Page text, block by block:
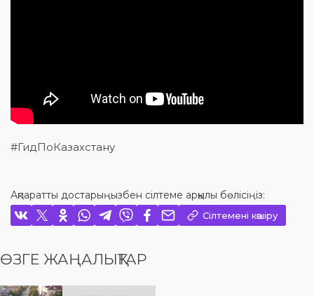
#ГидПоКазахстану
Ақпаратты достарыңызбен сілтеме арқылы бөлісіңіз:
Сілтемені көшіру
ӨЗГЕ ЖАҢАЛЫҚТАР